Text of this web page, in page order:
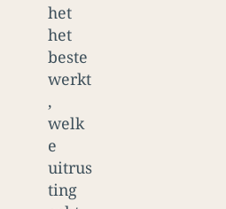
het
het
beste
werkt
,
welk
e
uitrus
ting